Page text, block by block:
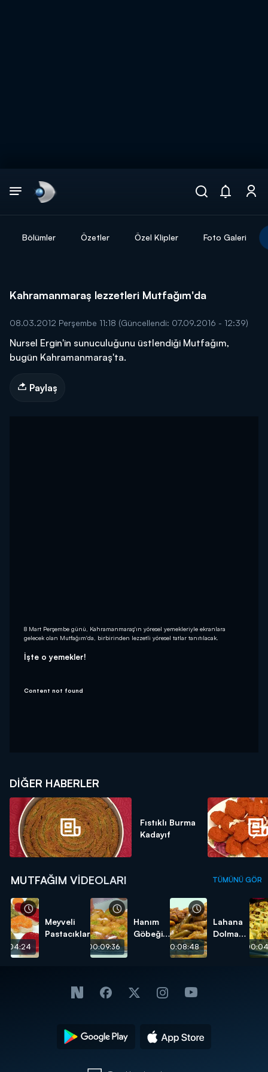
Bölümler Özetler Özel Klipler Foto Galeri
Kahramanmaraş lezzetleri Mutfağım'da
08.03.2012 Perşembe 11:18 (Güncellendi: 07.09.2016 - 12:39)
Nursel Ergin'in sunuculuğunu üstlendiği Mutfağım,
bugün Kahramanmaraş'ta.
Paylaş
8 Mart Perşembe günü, Kahramanmaraş'ın yöresel yemekleriyle ekranlara
gelecek olan Mutfağım'da, birbirinden lezzetli yöresel tatlar tanıtılacak.
İşte o yemekler!
Content not found
DIĞER HABERLER
Fıstıklı Burma
Kadayıf
MUTFAĞIM VIDEOLARI TÜMÜNÜ GÖR
Meyveli
Pastacıklar
00:09:36
Hanım
Göbeği
00:08:48
Lahana
Dolması